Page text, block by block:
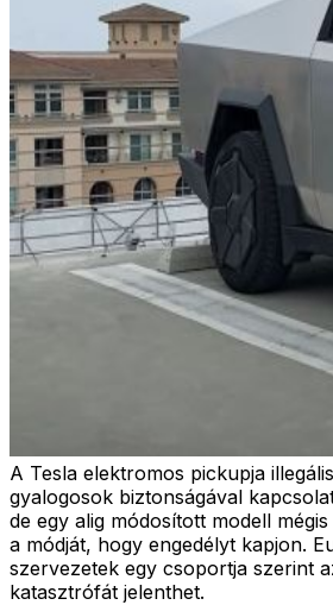
A Tesla elektromos pickupja
gyalogosok biztonságával
de egy alig módosított modell
a módját, hogy engedélyt kapjon.
szervezetek egy csoportja szerint
katasztrófát jelenthet.